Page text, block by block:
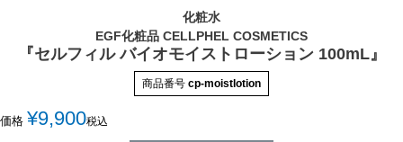
化粧水
EGF化粧品 CELLPHEL COSMETICS
『セルフィル バイオモイストローション 100mL』
商品番号 cp-moistlotion
価格 ¥9,900税込